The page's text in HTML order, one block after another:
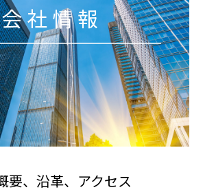
会 社 情 報
要、沿革、アクセス